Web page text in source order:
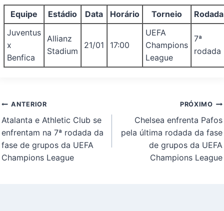
Equipe Estádio Data Horário Torneio
Rodada
Juventus
x
Benfica
Allianz
Stadium
21/01 17:00
UEFA
Champions
League
7ª
rodada
Navegação
de
Post
ANTERIOR
Atalanta e Athletic Club se
enfrentam na 7ª rodada da
fase de grupos da UEFA
Champions League
PRÓXIMO
Chelsea enfrenta Pafos
pela última rodada da fase
de grupos da UEFA
Champions League